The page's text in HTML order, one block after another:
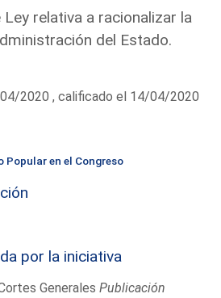
relativa a racionalizar la
del Estado.
2020 , calificado el 14/04/2020
Popular en el Congreso
por la iniciativa
GeneralesPublicación